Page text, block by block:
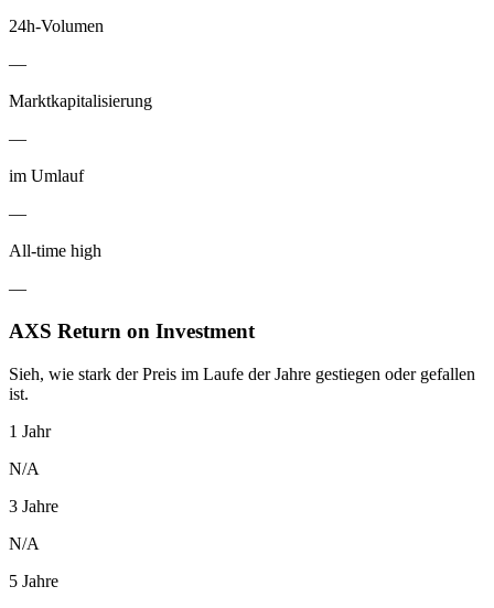
24h-Volumen
—
Marktkapitalisierung
—
im Umlauf
—
All-time high
—
AXS Return on Investment
Sieh, wie stark der Preis im Laufe der Jahre gestiegen oder gefallen
ist.
1 Jahr
N/A
3 Jahre
N/A
5 Jahre